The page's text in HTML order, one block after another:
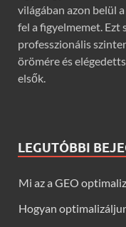
világában azon belül
fel a figyelmemet. Ezt
professzionális
örömére és
elsők.
LEGUTÓBBI
Mi az a GEO
Hogyan